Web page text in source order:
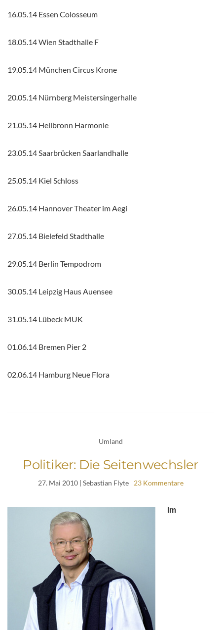
16.05.14 Essen Colosseum
18.05.14 Wien Stadthalle F
19.05.14 München Circus Krone
20.05.14 Nürnberg Meistersingerhalle
21.05.14 Heilbronn Harmonie
23.05.14 Saarbrücken Saarlandhalle
25.05.14 Kiel Schloss
26.05.14 Hannover Theater im Aegi
27.05.14 Bielefeld Stadthalle
29.05.14 Berlin Tempodrom
30.05.14 Leipzig Haus Auensee
31.05.14 Lübeck MUK
01.06.14 Bremen Pier 2
02.06.14 Hamburg Neue Flora
Umland
Politiker: Die Seitenwechsler
27. Mai 2010| Sebastian Flyte 23 Kommentare
Im